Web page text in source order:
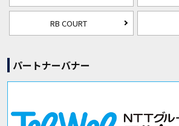
RB COURT
パートナーバナー